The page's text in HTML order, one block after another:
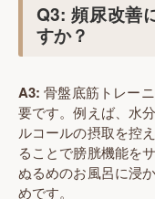
Q3: 頻尿改善
すか？
A3: 骨盤底筋トレー
要です。例えば、水
ルコールの摂取を控
ることで膀胱機能を
ぬるめのお風呂に浸
めです。